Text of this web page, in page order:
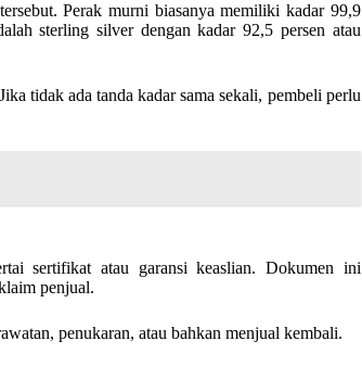
Perak murni biasanya memiliki kadar 99,9
sterling silver dengan kadar 92,5 persen atau
tidak ada tanda kadar sama sekali, pembeli perlu
sertifikat atau garansi keaslian. Dokumen ini
penjual.
penukaran, atau bahkan menjual kembali.